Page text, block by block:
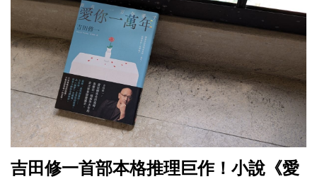
吉田修一首部本格推理巨作！小說《愛